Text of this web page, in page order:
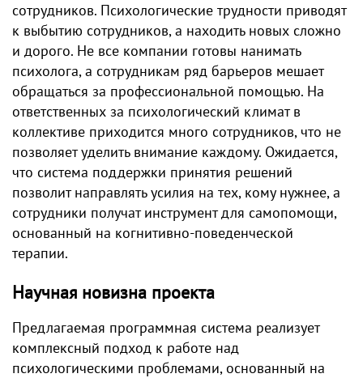
сотрудников. Психологические трудности приводят
к выбытию сотрудников, а находить новых сложно
и дорого. Не все компании готовы нанимать
психолога, а сотрудникам ряд барьеров мешает
обращаться за профессиональной помощью. На
ответственных за психологический климат в
коллективе приходится много сотрудников, что не
позволяет уделить внимание каждому. Ожидается,
что система поддержки принятия решений
позволит направлять усилия на тех, кому нужнее, а
сотрудники получат инструмент для самопомощи,
основанный на когнитивно-поведенческой
терапии.
Научная новизна проекта
Предлагаемая программная система реализует
комплексный подход к работе над
психологическими проблемами, основанный на